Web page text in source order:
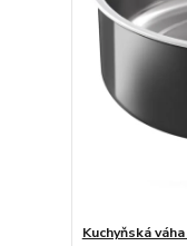
Kuchyňská